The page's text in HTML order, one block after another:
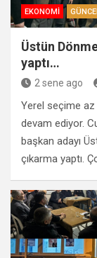
EKONOMI
Üstün
yaptı…
2 sene ago
Yerel seçime az
devam ediyor.
başkan adayı
çıkarma yaptı.